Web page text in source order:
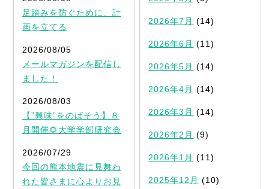
足踏みを防ぐために、計
画を立てる
2026/08/05
メールマガジンを配信し
ました！
2026/08/03
【”興味”をのばそう】８
月開催🌻大学学部研究会
2026/07/29
今回の熊本地震に見舞わ
れた皆さまに心よりお見
2026年7月 (14)
2026年6月 (11)
2026年5月 (14)
2026年4月 (14)
2026年3月 (14)
2026年2月 (9)
2026年1月 (11)
2025年12月 (10)